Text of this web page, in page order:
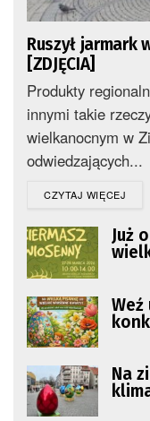
Ruszył jarmark
[ZDJĘCIA]
Produkty
innymi takie
wielkanocnym w
odwiedzających...
CZYTAJ WIĘCEJ
Już
Weź
Na